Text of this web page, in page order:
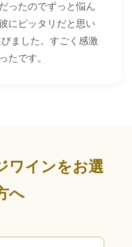
ったのでずっと悩ん
にピッタリだと思い
ました。すごく感激
たです。
ワインをお選
へ